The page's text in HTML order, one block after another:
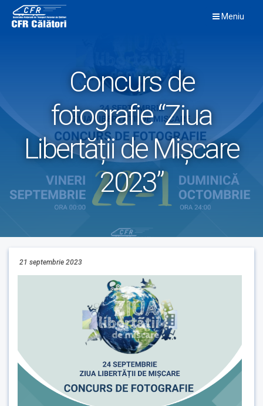
content
Meniu
Concurs de
fotografie “Ziua
Libertății de Mișcare
2023”
21 septembrie 2023